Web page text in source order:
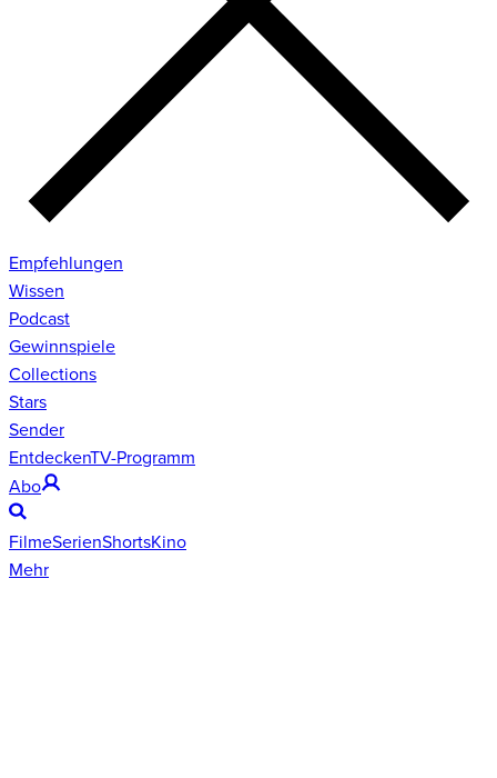
Empfehlungen
Wissen
Podcast
Gewinnspiele
Collections
Stars
Sender
EntdeckenTV-Programm
Abo
FilmeSerienShortsKino
Mehr